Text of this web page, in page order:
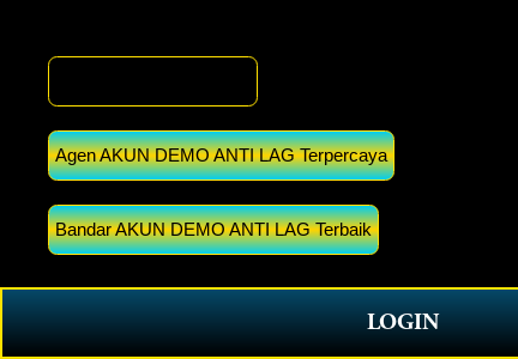
Agen AKUN DEMO ANTI LAG Terpercaya
Bandar AKUN DEMO ANTI LAG Terbaik
LOGIN